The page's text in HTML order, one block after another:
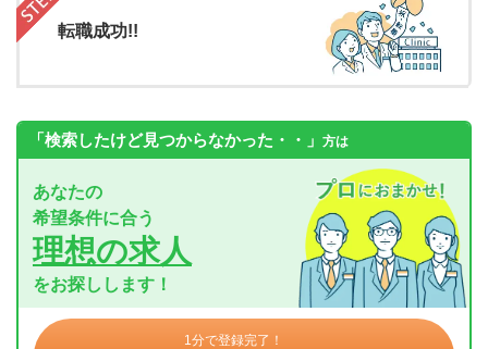
転職成功!!
「検索したけど見つからなかった・・」 方は
あなたの
希望条件に合う
理想の求人
をお探しします！
1分で登録完了！